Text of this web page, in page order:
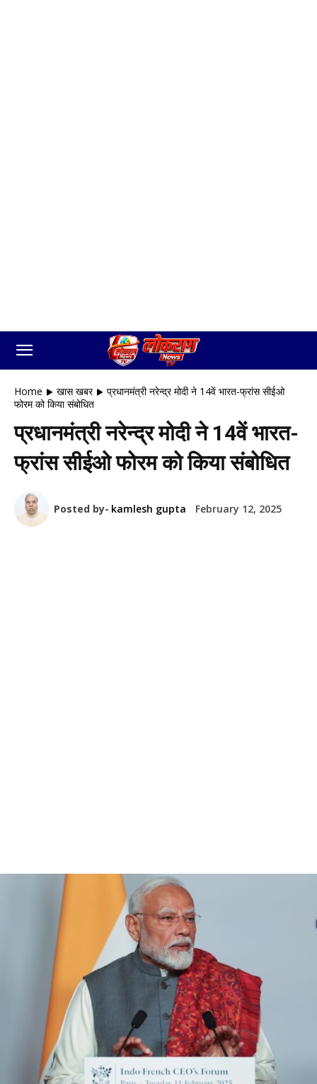
Home खास खबर
प्रधानमंत्री नरेन्द्र मोदी ने 14वें भारत-फ्रांस सीईओ
फोरम को किया संबोधित
प्रधानमंत्री नरेन्द्र मोदी ने 14वें भारत-
फ्रांस सीईओ फोरम को किया संबोधित
Posted by- kamlesh gupta February 12, 2025